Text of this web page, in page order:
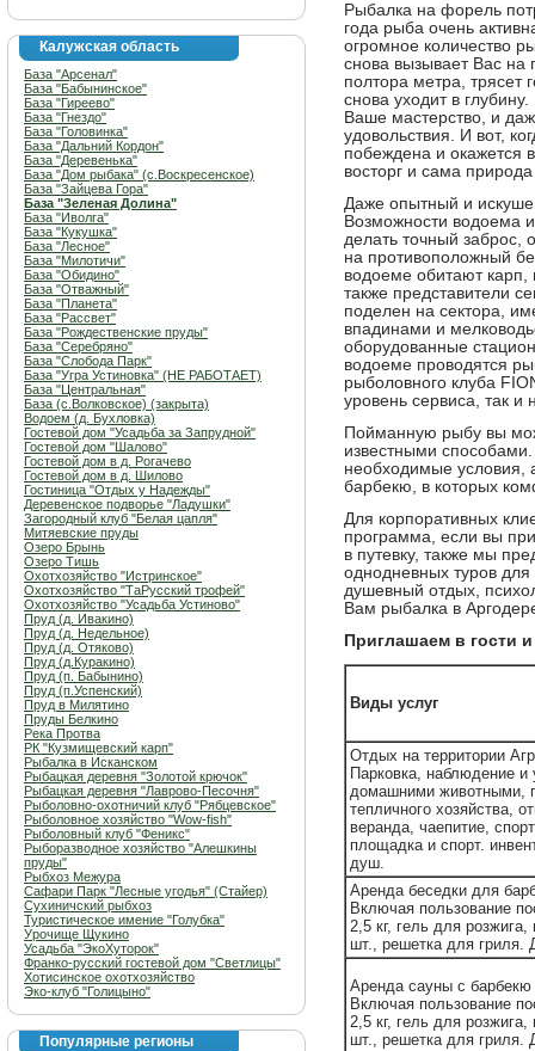
Калужская область
База "Арсенал"
База "Бабынинское"
База "Гиреево"
База "Гнездо"
База "Головинка"
База "Дальний Кордон"
База "Деревенька"
База "Дом рыбака" (с.Воскресенское)
База "Зайцева Гора"
База "Зеленая Долина"
База "Иволга"
База "Кукушка"
База "Лесное"
База "Милотичи"
База "Обидино"
База "Отважный"
База "Планета"
База "Рассвет"
База "Рождественские пруды"
База "Серебряно"
База "Слобода Парк"
База "Угра Устиновка" (НЕ РАБОТАЕТ)
База "Центральная"
База (с.Волковское) (закрыта)
Водоем (д. Бухловка)
Гостевой дом "Усадьба за Запрудной"
Гостевой дом "Шалово"
Гостевой дом в д. Рогачево
Гостевой дом в д. Шилово
Гостиница "Отдых у Надежды"
Деревенское подворье "Ладушки"
Загородный клуб "Белая цапля"
Митяевские пруды
Озеро Брынь
Озеро Тишь
Охотхозяйство "Истринское"
Охотхозяйство "ТаРусский трофей"
Охотхозяйство "Усадьба Устиново"
Пруд (д. Ивакино)
Пруд (д. Недельное)
Пруд (д. Отяково)
Пруд (д.Куракино)
Пруд (п. Бабынино)
Пруд (п.Успенский)
Пруд в Милятино
Пруды Белкино
Река Протва
РК "Кузмищевский карп"
Рыбалка в Исканском
Рыбацкая деревня "Золотой крючок"
Рыбацкая деревня "Лаврово-Песочня"
Рыболовно-охотничий клуб "Рябцевское"
Рыболовное хозяйство "Wow-fish"
Рыболовный клуб "Феникс"
Рыборазводное хозяйство "Алешкины
пруды"
Рыбхоз Межура
Сафари Парк "Лесные угодья" (Стайер)
Сухиничский рыбхоз
Туристическое имение "Голубка"
Урочище Щукино
Усадьба "ЭкоХуторок"
Франко-русский гостевой дом "Светлицы"
Хотисинское охотхозяйство
Эко-клуб "Голицыно"
Популярные регионы
Рыбалка на форель
года рыба очень
огромное количество
снова вызывает Вас на
полтора метра, трясет
снова уходит в
Ваше мастерство, и
удовольствия. И вот,
побеждена и окажется
восторг и сама
Даже опытный и
Возможности водоема
делать точный заброс,
на противоположный
водоеме обитают
также представители
поделен на сектора,
впадинами и
оборудованные
водоеме проводятся
рыболовного клуба
уровень сервиса, так и
Пойманную рыбу вы
известными
необходимые условия,
барбекю, в которых
Для корпоративных
программа, если вы
в путевку, также мы
однодневных туров
душевный отдых,
Вам рыбалка в
Приглашаем в гости
Виды услуг
Отдых на территории
Парковка, наблюдение и
домашними животными,
тепличного хозяйства,
веранда, чаепитие,
площадка и спорт.
душ.
Аренда беседки для
Включая пользование
2,5 кг, гель для
шт., решетка для гриля.
Аренда сауны с барбекю
Включая пользование
2,5 кг, гель для
шт., решетка для гриля.